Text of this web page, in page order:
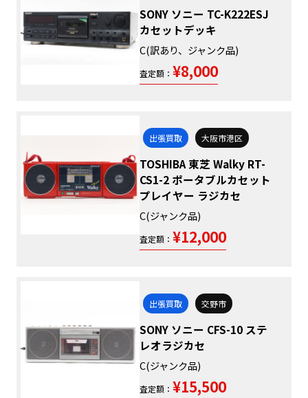
SONY ソニー TC-K222ESJ
カセットデッキ
C(訳あり、ジャンク品)
査定額： ¥8,000
出張買取 大阪市港区
TOSHIBA 東芝 Walky RT-
CS1-2 ポータブルカセット
プレイヤー ラジカセ
C(ジャンク品)
査定額： ¥12,000
出張買取 交野市
SONY ソニー CFS-10 ステ
レオラジカセ
C(ジャンク品)
査定額： ¥15,500